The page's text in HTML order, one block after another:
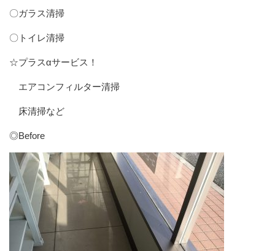
〇ガラス清掃
〇トイレ清掃
☆プラスαサービス！
エアコンフィルター清掃
床清掃など
◎Before